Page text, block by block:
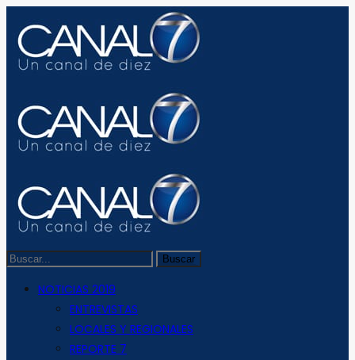
NOTICIAS 2019
ENTREVISTAS
LOCALES Y REGIONALES
REPORTE 7